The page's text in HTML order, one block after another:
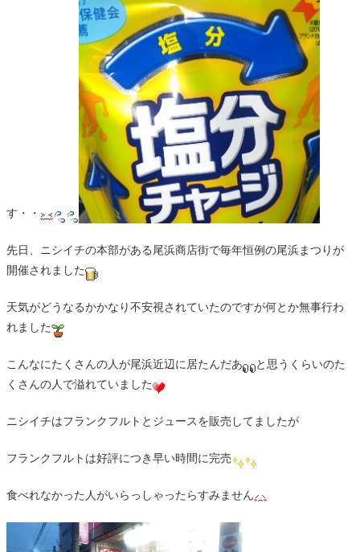
す・・
先日、ニシイチの本部がある尾浜商店街で毎年恒例の尾浜まつりが
開催されました
天気がどうなるかかなり不安視されていたのですが何とか無事行わ
れました
こんなにたくさんの人が尾浜近辺に居たんだあ
と思うくらいのた
くさんの人で溢れていました
ニシイチはフランクフルトとジュースを販売してましたが
フランクフルトは好評につき早い時間に完売
食べれなかった人がいらっしゃったらすみません